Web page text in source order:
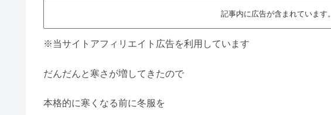
記事内に広告が含まれています。
※当サイトアフィリエイト広告を利用しています
だんだんと寒さが増してきたので
本格的に寒くなる前に冬服を